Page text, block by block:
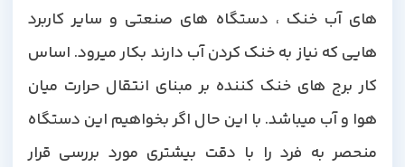
های آب خنک ، دستگاه های صنعتی و سایر کاربرد
هایی که نیاز به خنک کردن آب دارند بکار میرود. اساس
کار برج های خنک کننده بر مبنای انتقال حرارت میان
هوا و آب میباشد. با این حال اگر بخواهیم این دستگاه
منحصر به فرد را با دقت بیشتری مورد بررسی قرار